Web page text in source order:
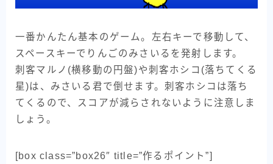
一番かんたん基本のゲーム。左右キーで移動して、
スペースキーでりんごのみさいるを発射します。
刺客マルノ(横移動の円盤)や刺客ホシコ(落ちてくる
星)は、みさいる君で倒せます。刺客ホシコは落ち
てくるので、スコアが減らされないように注意しま
しょう。
[box class=”box26″ title=”作るポイント”]